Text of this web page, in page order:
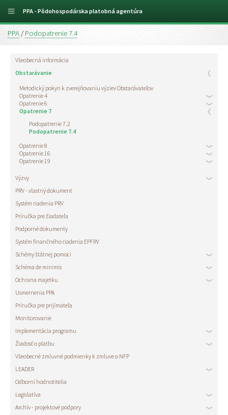
PPA / Podopatrenie 7.4
Všeobecná informácia
Obstarávanie
Metodický pokyn k zverejňovaniu výziev Obstarávateľov
Opatrenie 4
Opatrenie 6
Opatrenie 7
Podopatrenie 7.2
Podopatrenie 7.4
Opatrenie 8
Opatrenie 16
Opatrenie 19
Výzvy
PRV - vlastný dokument
Systém riadenia PRV
Príručka pre žiadateľa
Podporné dokumenty
Systém finančného riadenia EPFRV
Schémy štátnej pomoci
Schéma de minimis
Ochrana majetku
Usmernenia PPA
Príručka pre prijímateľa
Monitorovanie
Implementácia programu
Žiadosť o platbu
Všeobecné zmluvné podmienky k zmluve o NFP
LEADER
Odborní hodnotitelia
Legislatíva
Archív - projektové podpory
PPA - Pôdohospodárska platobná agentúra